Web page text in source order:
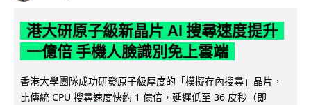
港大研原子級新晶片 AI 搜尋速度提升
一億倍 手機人臉識別免上雲端
香港大學團隊成功研發原子級厚度的「模擬存內搜尋」晶片，
比傳統 CPU 搜尋速度快約 1 億倍，延遲低至 36 皮秒（即